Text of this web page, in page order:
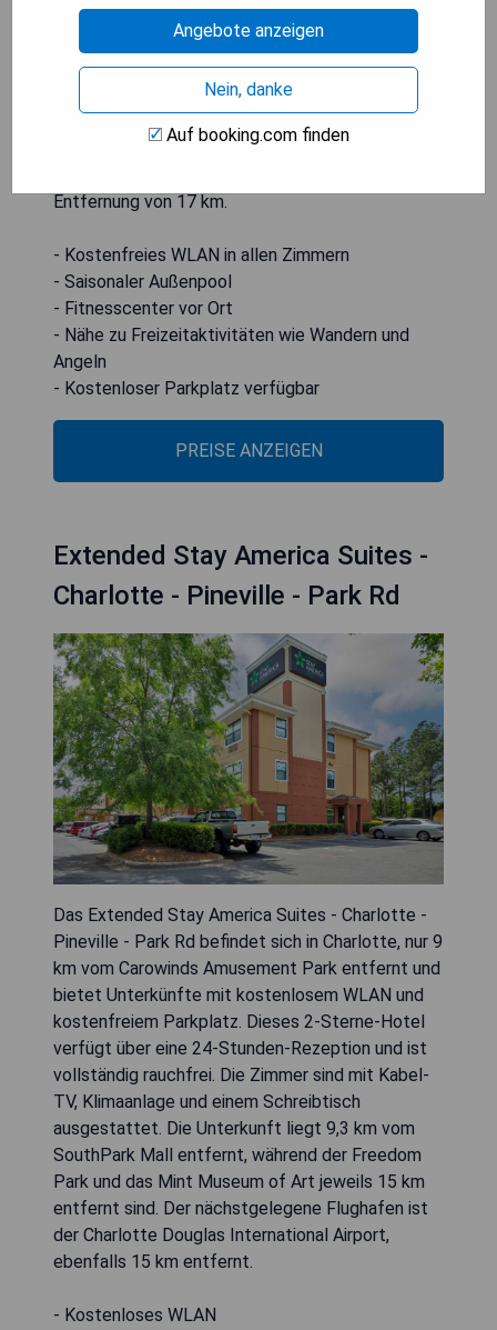
Täglich wird ein Frühstücksbuffet angeboten. Das
Hotel bietet auch eine Terrasse, auf der die Gäste
Aktivitäten wie Wandern, Tauchen und Angeln
genießen können. SouthPark Mall befindet sich 11
km entfernt und der Freedom Park 16 km vom
Hotel entfernt; der nächste Flughafen ist der
Entfernung von 17 km.
- Kostenfreies WLAN in allen Zimmern
- Saisonaler Außenpool
- Fitnesscenter vor Ort
- Nähe zu Freizeitaktivitäten wie Wandern und
Angeln
- Kostenloser Parkplatz verfügbar
PREISE ANZEIGEN
Extended Stay America Suites -
Charlotte - Pineville - Park Rd
Das Extended Stay America Suites - Charlotte -
Pineville - Park Rd befindet sich in Charlotte, nur 9
km vom Carowinds Amusement Park entfernt und
bietet Unterkünfte mit kostenlosem WLAN und
kostenfreiem Parkplatz. Dieses 2-Sterne-Hotel
verfügt über eine 24-Stunden-Rezeption und ist
vollständig rauchfrei. Die Zimmer sind mit Kabel-
TV, Klimaanlage und einem Schreibtisch
ausgestattet. Die Unterkunft liegt 9,3 km vom
SouthPark Mall entfernt, während der Freedom
Park und das Mint Museum of Art jeweils 15 km
entfernt sind. Der nächstgelegene Flughafen ist
der Charlotte Douglas International Airport,
ebenfalls 15 km entfernt.
- Kostenloses WLAN
Angebote anzeigen
Nein, danke
Auf booking.com finden